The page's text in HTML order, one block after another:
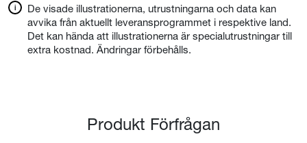
De visade illustrationerna, utrustningarna och data kan
avvika från aktuellt leveransprogrammet i respektive land.
Det kan hända att illustrationerna är specialutrustningar till
extra kostnad. Ändringar förbehålls.
Produkt Förfrågan